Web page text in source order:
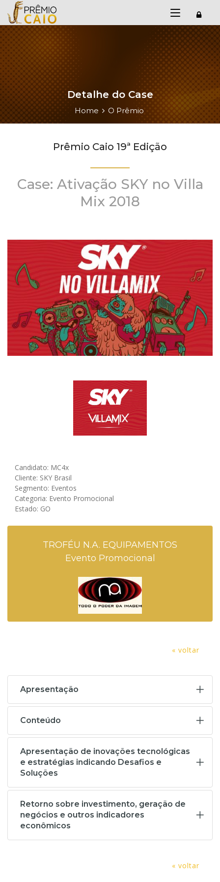
Detalhe do Case
Home O Prêmio
Prêmio Caio 19ª Edição
Case: Ativação SKY no Villa
Mix 2018
Candidato: MC4x
Cliente: SKY Brasil
Segmento: Eventos
Categoria: Evento Promocional
Estado: GO
TROFÉU N.A. EQUIPAMENTOS
Evento Promocional
« voltar
Apresentação
Conteúdo
Apresentação de inovações tecnológicas
e estratégias indicando Desafios e
Soluções
Retorno sobre investimento, geração de
negócios e outros indicadores
econômicos
« voltar